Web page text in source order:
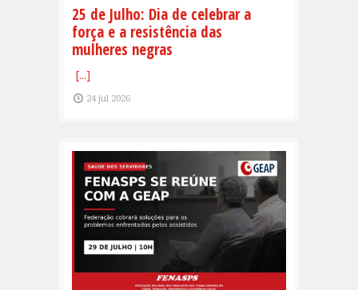
25 de Julho: Dia de celebrar a
força e a resistência das
mulheres negras
[...]
24 jul 2026